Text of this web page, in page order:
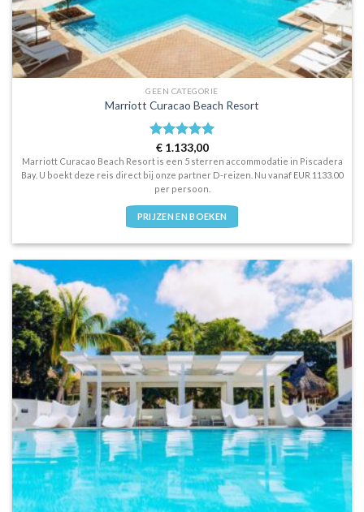
GEEN CATEGORIE
Marriott Curacao Beach Resort
Waardering
5uit 5
€1.133,00
Marriott Curacao Beach Resort is een 5 sterren accommodatie in Piscadera
Bay. U boekt deze reis direct bij onze partner D-reizen. Nu vanaf EUR 1133.00
per persoon.
PRIJZEN EN BOEKEN